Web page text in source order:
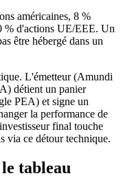
américaines, 8 %
% d'actions UE/EEE. Un
être hébergé dans un
L'émetteur (Amundi
détient un panier
PEA) et signe un
la performance de
final touche
via ce détour technique.
tableau